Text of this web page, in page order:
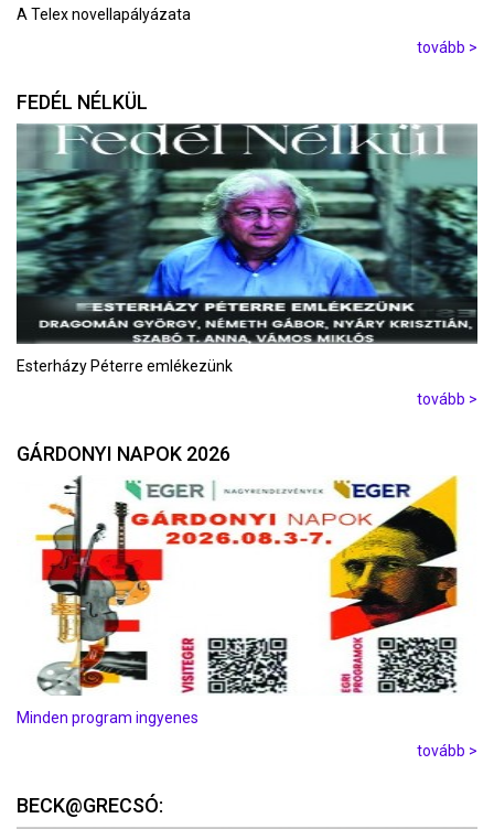
A Telex novellapályázata
tovább >
FEDÉL NÉLKÜL
Esterházy Péterre emlékezünk
tovább >
GÁRDONYI NAPOK 2026
Minden program ingyenes
tovább >
BECK@GRECSÓ: